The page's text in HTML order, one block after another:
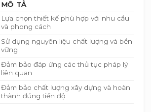
MÔ TẢ
Lựa chọn thiết kế phù hợp với nhu cầu
và phong cách
Sử dụng nguyên liệu chất lượng và bền
vững
Đảm bảo đáp ứng các thủ tục pháp lý
liên quan
Đảm bảo chất lượng xây dựng và hoàn
thành đúng tiến độ